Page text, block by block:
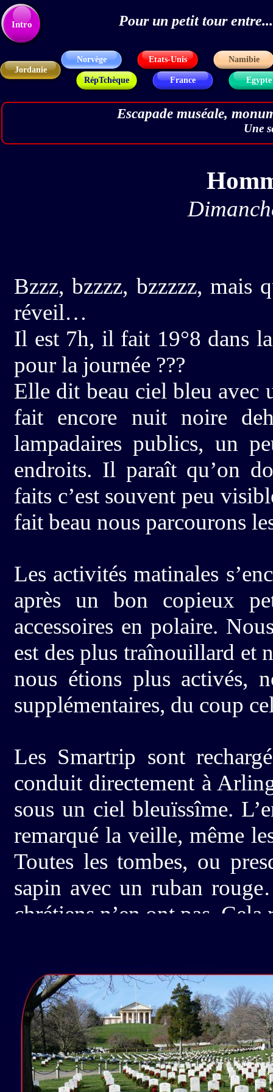
Escapade muséale,
Une
Bzzz, bzzzz, bzzzzz, mais
réveil…
Il est 7h, il fait 19°8 dans
pour la journée ???
Elle dit beau ciel bleu avec
fait encore nuit noire
lampadaires publics, un
endroits. Il paraît qu’on
faits c’est souvent peu
fait beau nous parcourons
Les activités matinales
après un bon copieux
accessoires en polaire.
est des plus traînouillard et
nous étions plus activés,
supplémentaires, du coup
Les Smartrip sont
conduit directement à
sous un ciel bleuïssîme.
remarqué la veille, même
Toutes les tombes, ou
sapin avec un ruban
chrétiens n’en ont pas.
pas américaine à la
JFK tout comme Le
pourquoi Caroline n’a pas
et frère et sœur…
Intro
Texte
RépTchèque France
Jordanie
Etats-Unis
Norvège
Egypte
Namibie
Pour un petit tour